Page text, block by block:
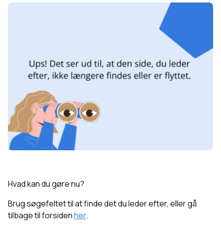
Hvad kan du gøre nu?
Brug søgefeltet til at finde det du leder efter, eller gå
tilbage til forsidenher.